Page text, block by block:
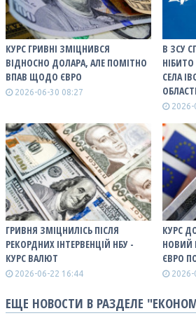
КУРС ГРИВНІ ЗМІЦНИВСЯ
ВІДНОСНО ДОЛАРА, АЛЕ ПОМІТНО
ВПАВ ЩОДО ЄВРО
2026-06-30 08:27
В ЗСУ
СЕЛА
ОБЛАСТІ
2026-
ГРИВНЯ ЗМІЦНИЛІСЬ ПІСЛЯ
РЕКОРДНИХ ІНТЕРВЕНЦІЙ НБУ -
КУРС ВАЛЮТ
2026-06-22 16:44
КУРС
НОВИЙ
ЄВРО
2026-
ЕЩЕ НОВОСТИ В РАЗДЕЛЕ